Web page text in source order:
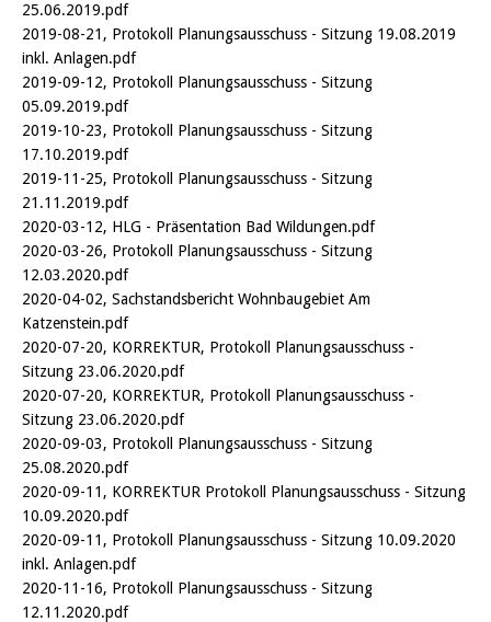
25.06.2019.pdf
2019-08-21, Protokoll Planungsausschuss - Sitzung 19.08.2019
inkl. Anlagen.pdf
2019-09-12, Protokoll Planungsausschuss - Sitzung
05.09.2019.pdf
2019-10-23, Protokoll Planungsausschuss - Sitzung
17.10.2019.pdf
2019-11-25, Protokoll Planungsausschuss - Sitzung
21.11.2019.pdf
2020-03-12, HLG - Präsentation Bad Wildungen.pdf
2020-03-26, Protokoll Planungsausschuss - Sitzung
12.03.2020.pdf
2020-04-02, Sachstandsbericht Wohnbaugebiet Am
Katzenstein.pdf
2020-07-20, KORREKTUR, Protokoll Planungsausschuss -
Sitzung 23.06.2020.pdf
2020-07-20, KORREKTUR, Protokoll Planungsausschuss -
Sitzung 23.06.2020.pdf
2020-09-03, Protokoll Planungsausschuss - Sitzung
25.08.2020.pdf
2020-09-11, KORREKTUR Protokoll Planungsausschuss - Sitzung
10.09.2020.pdf
2020-09-11, Protokoll Planungsausschuss - Sitzung 10.09.2020
inkl. Anlagen.pdf
2020-11-16, Protokoll Planungsausschuss - Sitzung
12.11.2020.pdf